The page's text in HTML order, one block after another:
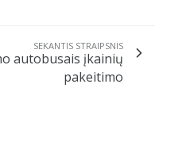
SEKANTIS STRAIPSNIS
autobusais įkainių
pakeitimo